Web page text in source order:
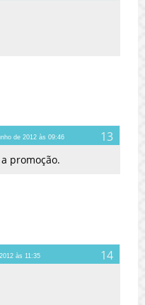
de 2012 às 09:46
promoção.
às 11:35